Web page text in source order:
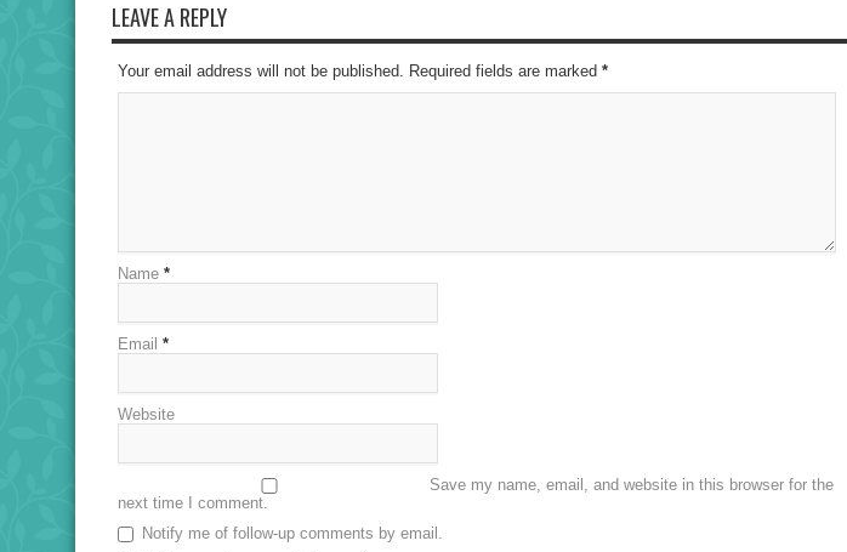
LEAVE A REPLY
Your email address will not be published. Required fields are marked *
Name *
Email *
Website
Save my name, email, and website in this browser for the
next time I comment.
Notify me of follow-up comments by email.